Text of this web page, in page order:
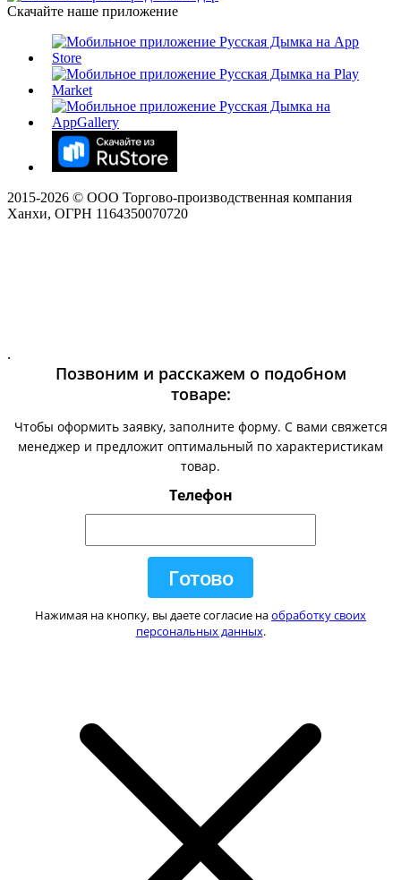
Скачайте наше приложение
2015-2026 © ООО Торгово-производственная компания
Ханхи, ОГРН 1164350070720
.
Позвоним и расскажем о подобном
товаре:
Чтобы оформить заявку, заполните форму. С вами свяжется
менеджер и предложит оптимальный по характеристикам
товар.
Телефон
Нажимая на кнопку, вы даете согласие наобработку своих
персональных данных.